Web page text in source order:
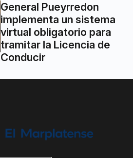
General Pueyrredon
implementa un sistema
virtual obligatorio para
tramitar la Licencia de
Conducir